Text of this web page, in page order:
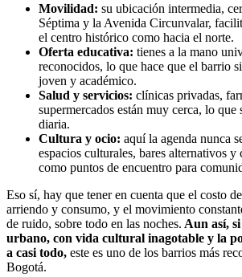
Movilidad: su ubicación intermedia,
Séptima y la Avenida Circunvalar,
el centro histórico como hacia el norte.
Oferta educativa: tienes a la mano
reconocidos, lo que hace que el barrio
joven y académico.
Salud y servicios: clínicas privadas,
supermercados están muy cerca, lo
diaria.
Cultura y ocio: aquí la agenda nunca
espacios culturales, bares alternativos y
como puntos de encuentro para
Eso sí, hay que tener en cuenta que el costo
arriendo y consumo, y el movimiento
de ruido, sobre todo en las noches. Aun así,
urbano, con vida cultural inagotable y la
a casi todo, este es uno de los barrios más
Bogotá.